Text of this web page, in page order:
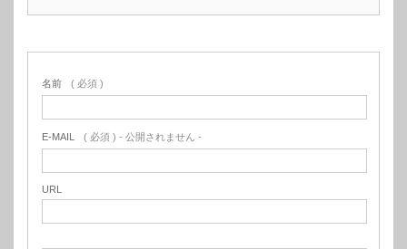
名前 ( 必須 )
E-MAIL ( 必須 ) - 公開されません -
URL